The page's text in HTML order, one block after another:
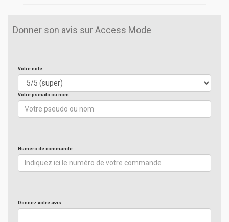
Donner son avis sur Access Mode
Votre note
Votre pseudo ou nom
Numéro de commande
Donnez votre avis